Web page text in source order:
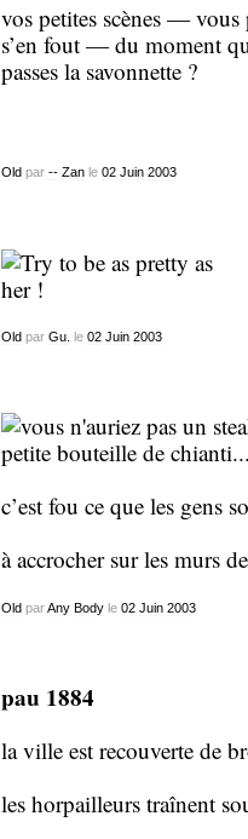
vos petites scènes —
s’en fout — du moment
passes la savonnette ?
Oldpar -- Zanle 02 Juin 2003
Oldpar Gu. le 02 Juin 2003
c’est fou ce que les gens
à accrocher sur les murs
OldparAny Bodyle 02 Juin 2003
pau 1884
la ville est recouverte de
les horpailleurs traînent